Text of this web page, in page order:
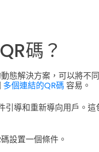
碼？
態解決方案，可以將不
多個連結的QR碼 容易。
引導和重新導向用戶。
設置一個條件。